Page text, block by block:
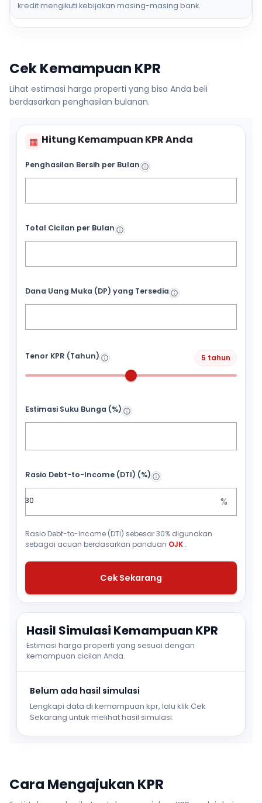
kredit mengikuti kebijakan masing-masing bank.
Cek Kemampuan KPR
Lihat estimasi harga properti yang bisa Anda beli
berdasarkan penghasilan bulanan.
▦ Hitung Kemampuan KPR Anda
Penghasilan Bersih per Bulan
Total Cicilan per Bulan
Dana Uang Muka (DP) yang Tersedia
Tenor KPR (Tahun) 5 tahun
Estimasi Suku Bunga (%)
Rasio Debt-to-Income (DTI) (%)
%
Rasio Debt-to-Income (DTI) sebesar 30% digunakan
sebagai acuan berdasarkan panduan OJK .
Cek Sekarang
Hasil Simulasi Kemampuan KPR
Estimasi harga properti yang sesuai dengan
kemampuan cicilan Anda.
Belum ada hasil simulasi
Lengkapi data di kemampuan kpr, lalu klik Cek
Sekarang untuk melihat hasil simulasi.
Cara Mengajukan KPR